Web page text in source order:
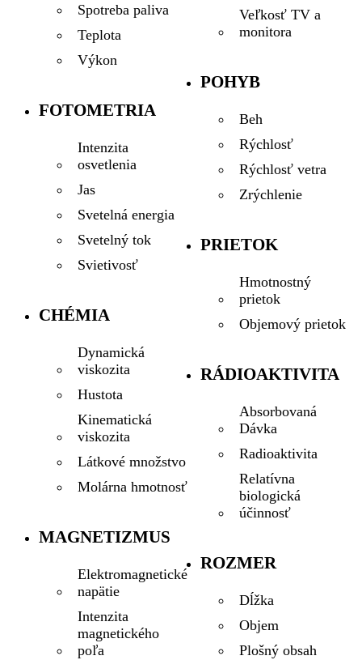
Spotreba paliva
Teplota
Výkon
FOTOMETRIA
Intenzita
osvetlenia
Jas
Svetelná energia
Svetelný tok
Svietivosť
CHÉMIA
Dynamická
viskozita
Hustota
Kinematická
viskozita
Látkové množstvo
Molárna hmotnosť
MAGNETIZMUS
Elektromagnetické
napätie
Intenzita
magnetického
poľa
Veľkosť TV a
monitora
POHYB
Beh
Rýchlosť
Rýchlosť vetra
Zrýchlenie
PRIETOK
Hmotnostný
prietok
Objemový prietok
RÁDIOAKTIVITA
Absorbovaná
Dávka
Radioaktivita
Relatívna
biologická
účinnosť
ROZMER
Dĺžka
Objem
Plošný obsah